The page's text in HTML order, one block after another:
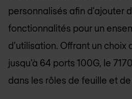
personnalisés afin d'ajouter
fonctionnalités pour un
d'utilisation. Offrant un choix
jusqu'à 64 ports 100G, le
dans les rôles de feuille et